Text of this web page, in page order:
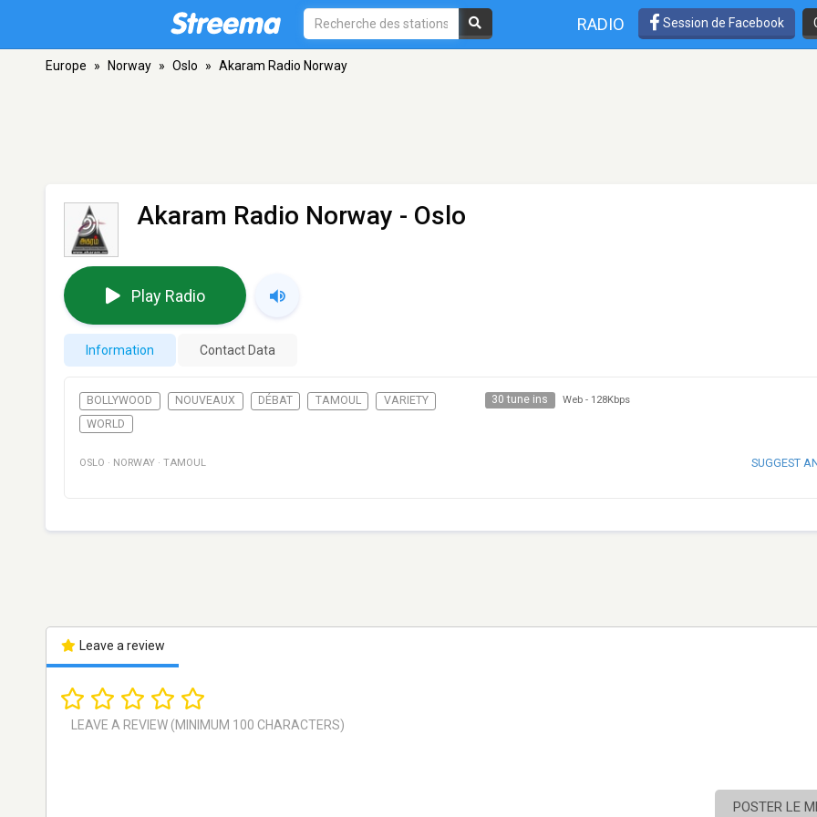
RADIO Session de Facebook
Europe » Norway » Oslo » Akaram Radio Norway
Akaram Radio Norway - Oslo
Play Radio
Information Contact Data
BOLLYWOOD NOUVEAUX DÉBAT TAMOUL
VARIETY
WORLD
30 tune ins Web - 128Kbps
OSLO · NORWAY · TAMOUL SUGGEST
Leave a review
POSTER LE